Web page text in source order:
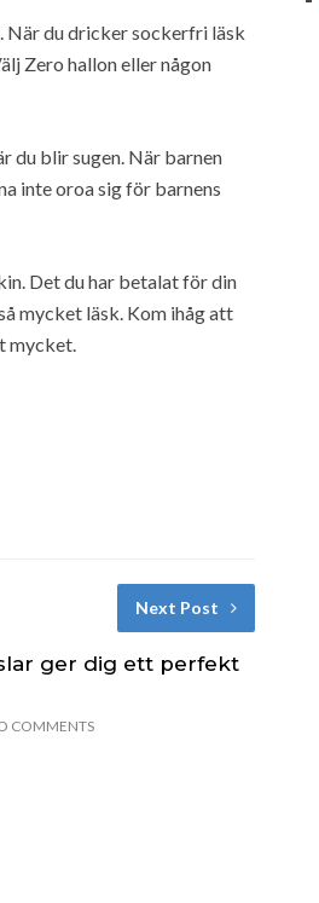
När du dricker sockerfri läsk
Zero hallon eller någon
du blir sugen. När barnen
inte oroa sig för barnens
Det du har betalat för din
mycket läsk. Kom ihåg att
mycket.
Next Post
ger dig ett perfekt
COMMENTS